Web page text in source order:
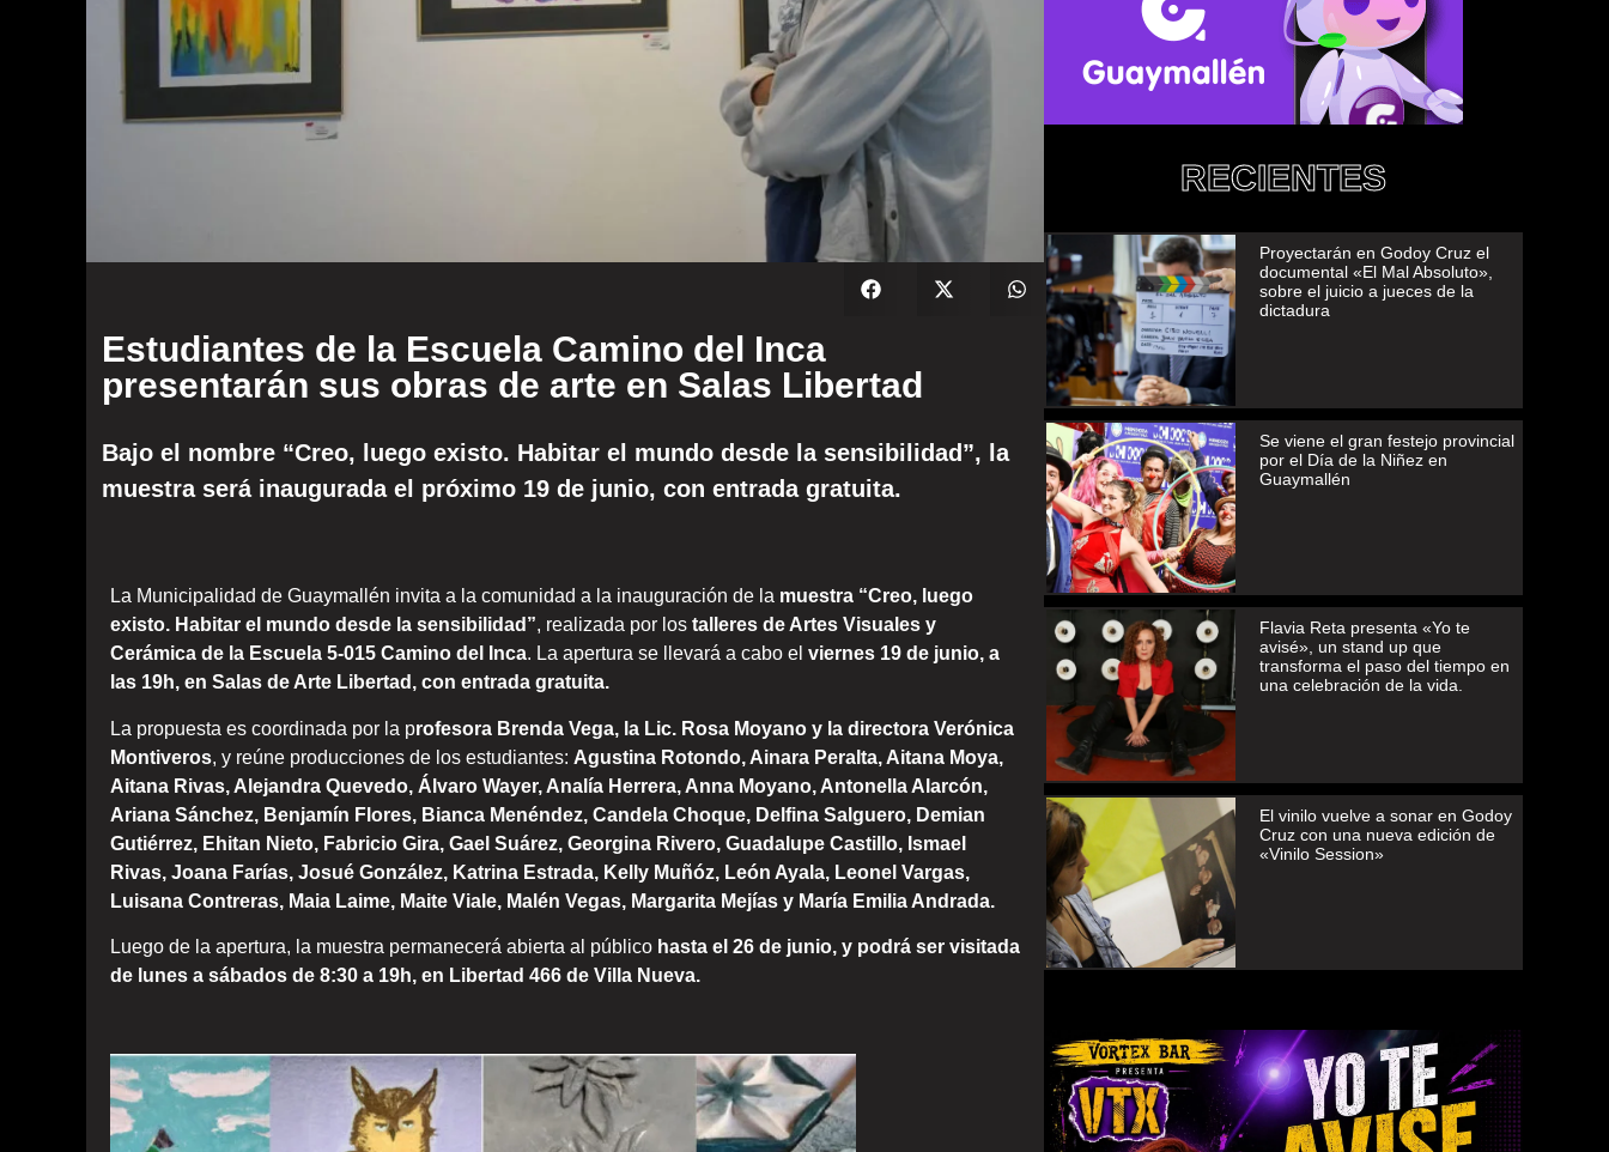
Estudiantes de la Escuela Camino del Inca
presentarán sus obras de arte en Salas Libertad
Bajo el nombre “Creo, luego existo. Habitar el mundo desde la sensibilidad”, la
muestra será inaugurada el próximo 19 de junio, con entrada gratuita.
La Municipalidad de Guaymallén invita a la comunidad a la inauguración de la muestra “Creo, luego
existo. Habitar el mundo desde la sensibilidad”, realizada por los talleres de Artes Visuales y
Cerámica de la Escuela 5-015 Camino del Inca. La apertura se llevará a cabo el viernes 19 de junio, a
las 19h, en Salas de Arte Libertad, con entrada gratuita.
La propuesta es coordinada por la profesora Brenda Vega, la Lic. Rosa Moyano y la directora Verónica
Montiveros, y reúne producciones de los estudiantes: Agustina Rotondo, Ainara Peralta, Aitana Moya,
Aitana Rivas, Alejandra Quevedo, Álvaro Wayer, Analía Herrera, Anna Moyano, Antonella Alarcón,
Ariana Sánchez, Benjamín Flores, Bianca Menéndez, Candela Choque, Delfina Salguero, Demian
Gutiérrez, Ehitan Nieto, Fabricio Gira, Gael Suárez, Georgina Rivero, Guadalupe Castillo, Ismael
Rivas, Joana Farías, Josué González, Katrina Estrada, Kelly Muñóz, León Ayala, Leonel Vargas,
Luisana Contreras, Maia Laime, Maite Viale, Malén Vegas, Margarita Mejías y María Emilia Andrada.
Luego de la apertura, la muestra permanecerá abierta al público hasta el 26 de junio, y podrá ser visitada
de lunes a sábados de 8:30 a 19h, en Libertad 466 de Villa Nueva.
RECIENTES
Proyectarán en Godoy Cruz el
documental «El Mal Absoluto»,
sobre el juicio a jueces de la
dictadura
Se viene el gran festejo provincial
por el Día de la Niñez en
Guaymallén
Flavia Reta presenta «Yo te
avisé», un stand up que
transforma el paso del tiempo en
una celebración de la vida.
El vinilo vuelve a sonar en Godoy
Cruz con una nueva edición de
«Vinilo Session»